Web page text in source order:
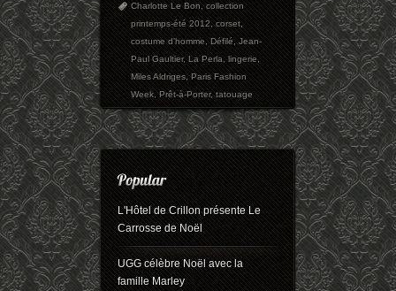
Charlotte Le Bon,collection
printemps-été 2012,corset,
costume d'homme,Défilé,Jean-
Paul Gaultier,La Perla,lingerie,
Miles Aldriges,Paris Fashion
Week,Prêt-à-Porter,tatouage
L'Hôtel de Crillon présente Le
Carrosse de Noël
UGG célèbre Noël avec la
famille Marley